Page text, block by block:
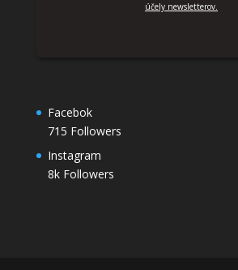
účely newsletterov.
Facebok
715 Followers
Instagram
8k Followers